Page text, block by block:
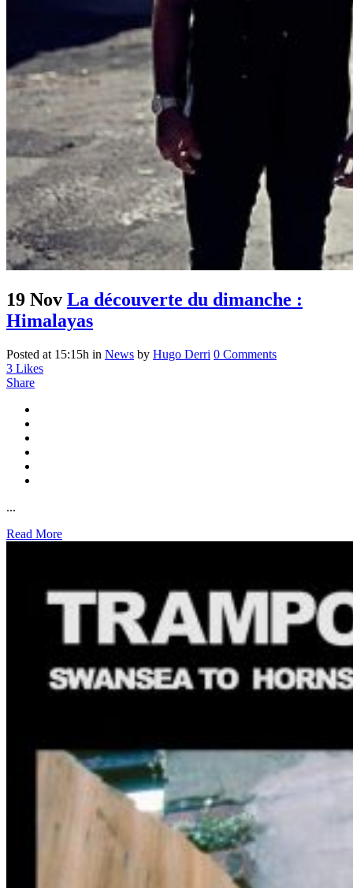
19 Nov La découverte du dimanche :
Himalayas
Posted at 15:15h in News by Hugo Derri 0 Comments
3 Likes
Share
...
Read More